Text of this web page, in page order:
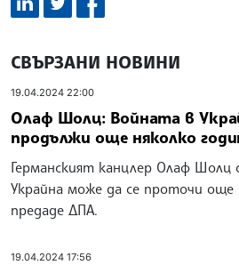
СВЪРЗАНИ НОВИНИ
19.04.2024 22:00
Олаф Шолц: Войната в
продължи още няколко
Германският канцлер Олаф Шолц
Украйна може да се проточи още
предаде ДПА.
19.04.2024 17:56